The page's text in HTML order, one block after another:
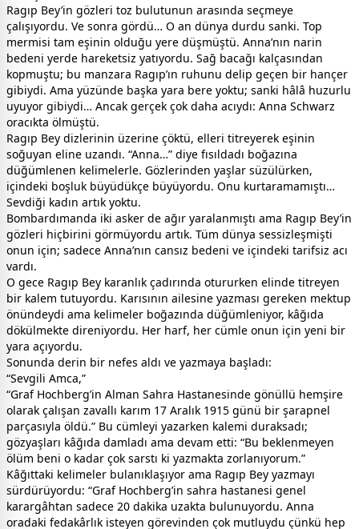
Ragıp Bey’in gözleri toz bulutunun arasında seçmeye
çalışıyordu. Ve sonra gördü… O an dünya durdu sanki. Top
mermisi tam eşinin olduğu yere düşmüştü. Anna’nın narin
bedeni yerde hareketsiz yatıyordu. Sağ bacağı kalçasından
kopmuştu; bu manzara Ragıp’ın ruhunu delip geçen bir hançer
gibiydi. Ama yüzünde başka yara bere yoktu; sanki hâlâ huzurlu
uyuyor gibiydi… Ancak gerçek çok daha acıydı: Anna Schwarz
oracıkta ölmüştü.
Ragıp Bey dizlerinin üzerine çöktü, elleri titreyerek eşinin
soğuyan eline uzandı. “Anna…” diye fısıldadı boğazına
düğümlenen kelimelerle. Gözlerinden yaşlar süzülürken,
içindeki boşluk büyüdükçe büyüyordu. Onu kurtaramamıştı…
Sevdiği kadın artık yoktu.
Bombardımanda iki asker de ağır yaralanmıştı ama Ragıp Bey’in
gözleri hiçbirini görmüyordu artık. Tüm dünya sessizleşmişti
onun için; sadece Anna’nın cansız bedeni ve içindeki tarifsiz acı
vardı.
O gece Ragıp Bey karanlık çadırında otururken elinde titreyen
bir kalem tutuyordu. Karısının ailesine yazması gereken mektup
önündeydi ama kelimeler boğazında düğümleniyor, kâğıda
dökülmekte direniyordu. Her harf, her cümle onun için yeni bir
yara açıyordu.
Sonunda derin bir nefes aldı ve yazmaya başladı:
“Sevgili Amca,”
“Graf Hochberg’in Alman Sahra Hastanesinde gönüllü hemşire
olarak çalışan zavallı karım 17 Aralık 1915 günü bir şarapnel
parçasıyla öldü.” Bu cümleyi yazarken kalemi duraksadı;
gözyaşları kâğıda damladı ama devam etti: “Bu beklenmeyen
ölüm beni o kadar çok sarstı ki yazmakta zorlanıyorum.”
Kâğıttaki kelimeler bulanıklaşıyor ama Ragıp Bey yazmayı
sürdürüyordu: “Graf Hochberg’in sahra hastanesi genel
karargâhtan sadece 20 dakika uzakta bulunuyordu. Anna
oradaki fedakârlık isteyen görevinden çok mutluydu çünkü hep